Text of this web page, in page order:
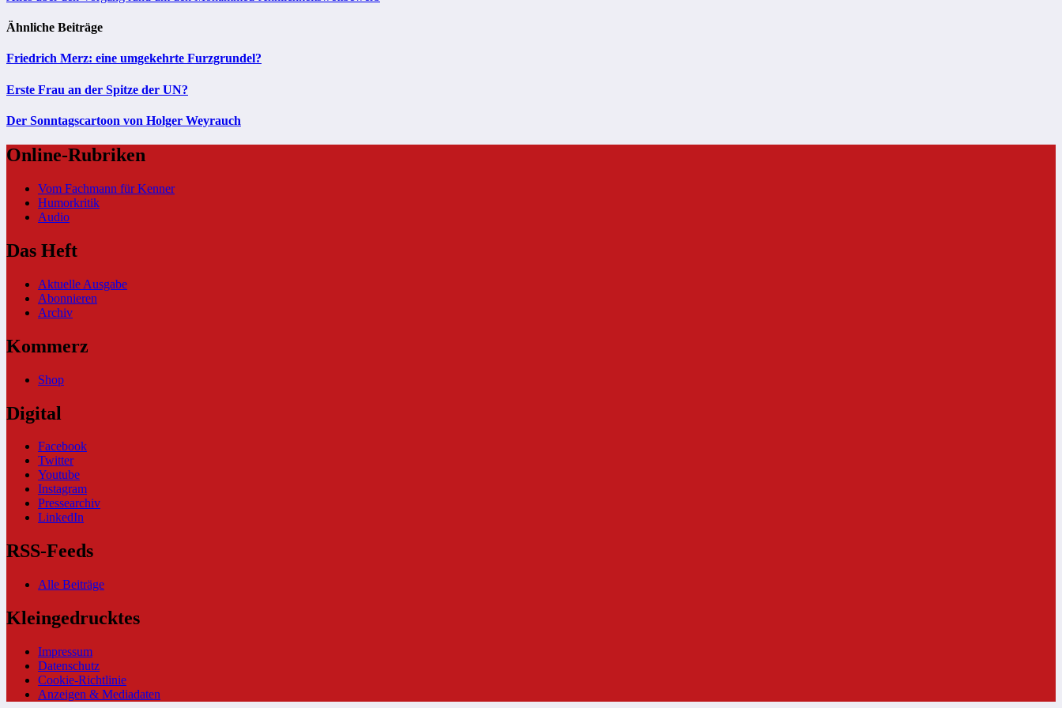
Ähnliche Beiträge
Friedrich Merz: eine umgekehrte Furzgrundel?
Erste Frau an der Spitze der UN?
Der Sonntagscartoon von Holger Weyrauch
Online-Rubriken
Vom Fachmann für Kenner
Humorkritik
Audio
Das Heft
Aktuelle Ausgabe
Abonnieren
Archiv
Kommerz
Shop
Digital
Facebook
Twitter
Youtube
Instagram
Pressearchiv
LinkedIn
RSS-Feeds
Alle Beiträge
Kleingedrucktes
Impressum
Datenschutz
Cookie-Richtlinie
Anzeigen & Mediadaten